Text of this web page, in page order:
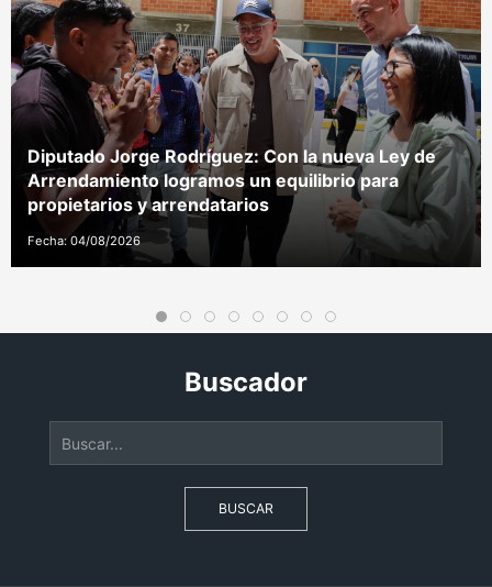
Diputado Jorge Rodríguez: Con la nueva Ley de
Arrendamiento logramos un equilibrio para
propietarios y arrendatarios
Fecha: 04/08/2026
Buscador
BUSCAR